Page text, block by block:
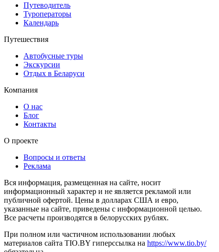
Путеводитель
Туроператоры
Календарь
Путешествия
Автобусные туры
Экскурсии
Отдых в Беларуси
Компания
О нас
Блог
Контакты
О проекте
Вопросы и ответы
Реклама
Вся информация, размещенная на сайте, носит
информационный характер и не является рекламой или
публичной офертой. Цены в долларах США и евро,
указанные на сайте, приведены с информационной целью.
Все расчеты производятся в белорусских рублях.
При полном или частичном использовании любых
материалов сайта TIO.BY гиперссылка на https://www.tio.by/